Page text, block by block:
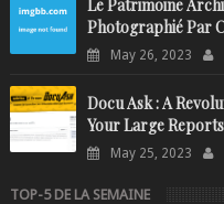
Le Patrimoine
Photographié Par
May 26, 2023
Docu Ask : A
Your Large Reports
May 25, 2023
TOP-5 DE LA SEMAINE